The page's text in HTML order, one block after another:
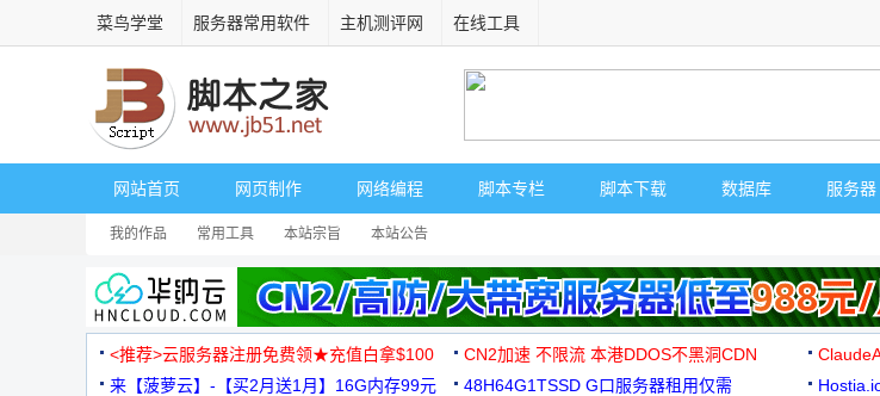
菜鸟学堂 服务器常用软件 主机测评网 在线工具
网站首页 网页制作 网络编程 脚本专栏 脚本下载 数据库 服务器
我的作品 常用工具 本站宗旨 本站公告
<推荐>云服务器注册免费领★充值白拿$100 CN2加速 不限流 本港DDOS不黑洞CDN
来【菠萝云】-【买2月送1月】16G内存99元
48H64G1TSSD G口服务器租用仅需